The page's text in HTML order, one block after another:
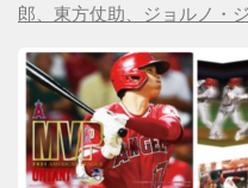
郎、東方仗助、ジョルノ・